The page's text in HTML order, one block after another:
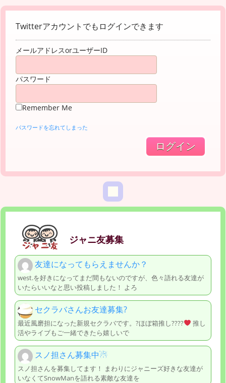
Twitterアカウントでもログインできます
メールアドレスorユーザーID
パスワード
Remember Me
パスワードを忘れてしまった
ジャニ友募集
友達になってもらえませんか？
west.を好きになってまだ間もないのですが、色々語れる友達が
いたらいいなと思い投稿しました！ よろ
セクラバさんお友達募集?
最近風磨担になった新規セクラバです。?ほぼ箱推し????
推し
活やライブもご一緒できたら嬉しいで
スノ担さん募集中☃
スノ担さんを募集してます！ まわりにジャニーズ好きな友達が
いなくてSnowManを語れる素敵な友達を